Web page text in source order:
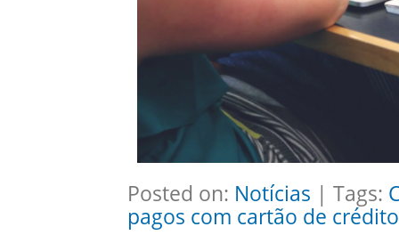
Posted on: Notícias | Tags:
pagos com cartão de crédito